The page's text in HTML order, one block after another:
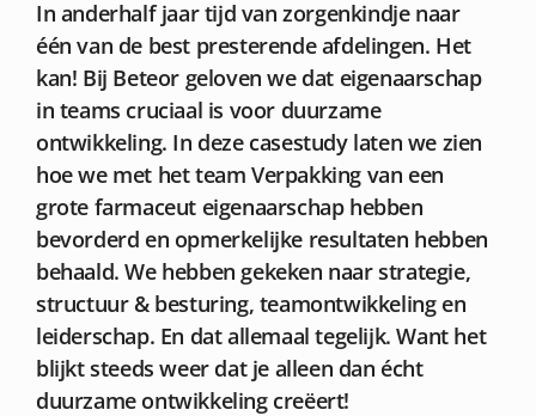
In anderhalf jaar tijd van zorgenkindje naar
één van de best presterende afdelingen. Het
kan! Bij Beteor geloven we dat eigenaarschap
in teams cruciaal is voor duurzame
ontwikkeling. In deze casestudy laten we zien
hoe we met het team Verpakking van een
grote farmaceut eigenaarschap hebben
bevorderd en opmerkelijke resultaten hebben
behaald. We hebben gekeken naar strategie,
structuur & besturing, teamontwikkeling en
leiderschap. En dat allemaal tegelijk. Want het
blijkt steeds weer dat je alleen dan écht
duurzame ontwikkeling creëert!